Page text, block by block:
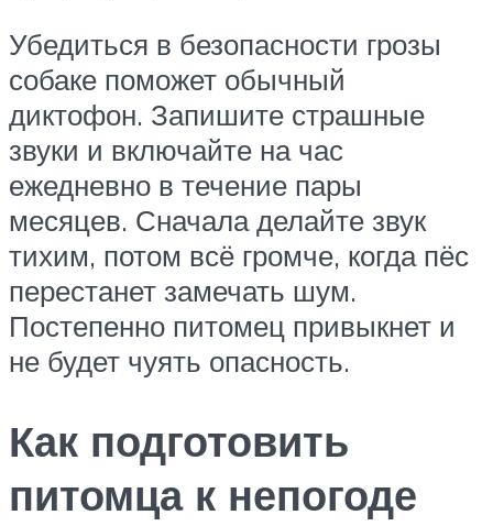
Убедиться в безопасности грозы
собаке поможет обычный
диктофон. Запишите страшные
звуки и включайте на час
ежедневно в течение пары
месяцев. Сначала делайте звук
тихим, потом всё громче, когда пёс
перестанет замечать шум.
Постепенно питомец привыкнет и
не будет чуять опасность.
Как подготовить
питомца к непогоде